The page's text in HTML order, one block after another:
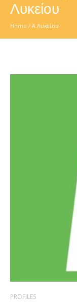
Λυκείου
Home / Α Λυκείου
PROFILES